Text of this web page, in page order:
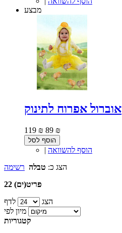
מבצע
אוברול אפרוח לתינוק
119 ₪ 89 ₪
הוסף לסל
| הוסף להשוואה
הצג כ: טבלה רשימה
22 פריט(ים)
הצג
לדף
מיון לפי
קטגוריות